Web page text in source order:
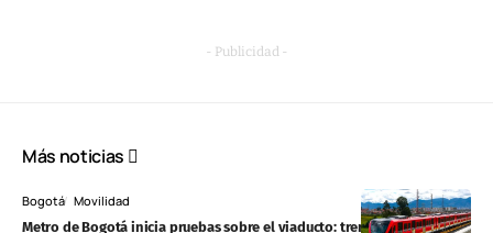
- Publicidad -
Más noticias
Bogotá Movilidad
Metro de Bogotá inicia pruebas sobre el viaducto: trenes ya recorren